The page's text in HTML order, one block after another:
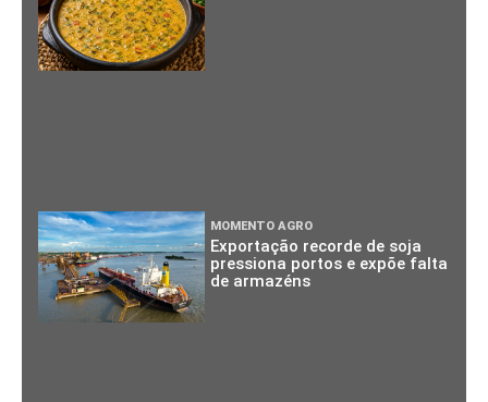
MOMENTO AGRO
Exportação recorde de soja
pressiona portos e expõe falta
de armazéns